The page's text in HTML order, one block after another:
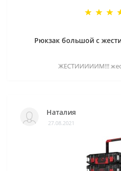
Рюкзак большой с
ЖЕСТИИИИИМ!!!
Наталия
27.08.2021